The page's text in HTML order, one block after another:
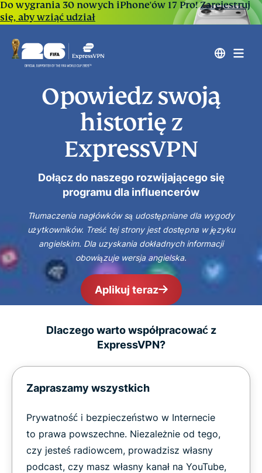
Do wygrania 30 nowych iPhone'ów 17 Pro!Zarejestruj
się, aby wziąć udział
Opowiedz swoją
historię z
ExpressVPN
Dołącz do naszego rozwijającego się
programu dla influencerów
Tłumaczenia nagłówków są udostępniane dla wygody
użytkowników. Treść tej strony jest dostępna w języku
angielskim. Dla uzyskania dokładnych informacji
obowiązuje wersja angielska.
Aplikuj teraz
Dlaczego warto współpracować z
ExpressVPN?
Zapraszamy wszystkich
Prywatność i bezpieczeństwo w Internecie
to prawa powszechne. Niezależnie od tego,
czy jesteś radiowcem, prowadzisz własny
podcast, czy masz własny kanał na YouTube,